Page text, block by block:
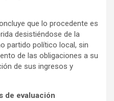
que lo procedente es
desistiéndose de la
partido político local, sin
de las obligaciones a su
de sus ingresos y
de evaluación